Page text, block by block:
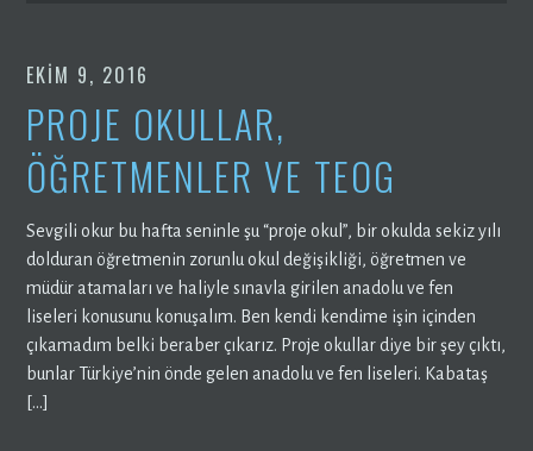
EKIM 9, 2016
PROJE OKULLAR,
ÖĞRETMENLER VE TEOG
Sevgili okur bu hafta seninle şu “proje okul”, bir okulda sekiz yılı
dolduran öğretmenin zorunlu okul değişikliği, öğretmen ve
müdür atamaları ve haliyle sınavla girilen anadolu ve fen
liseleri konusunu konuşalım. Ben kendi kendime işin içinden
çıkamadım belki beraber çıkarız. Proje okullar diye bir şey çıktı,
bunlar Türkiye’nin önde gelen anadolu ve fen liseleri. Kabataş
[…]